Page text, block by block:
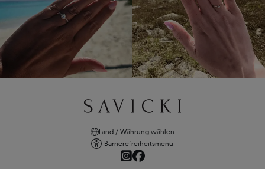
Land / Währung wählen
Barrierefreiheitsmenü